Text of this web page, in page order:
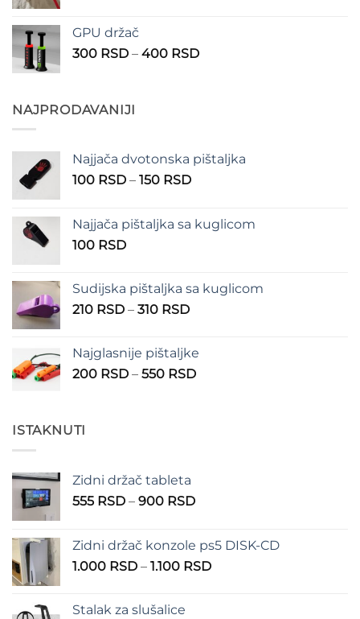
do
GPU držač
300 RSD – 400 RSDRaspon
NAJPRODAVANIJI
Najjača dvotonska pištaljka
100 RSD – 150 RSDRaspon
100 RSD
Najjača pištaljka sa kuglicom
100 RSD
Sudijska pištaljka sa kuglicom
210 RSD – 310 RSDRaspon
210 RSD
do
Najglasnije pištaljke
200 RSD – 550 RSDRaspon
ISTAKNUTI
Zidni držač tableta
555 RSD – 900 RSDRaspon
555 RSD
do
Zidni držač konzole ps5 DISK-CD
1.000 RSD – 1.100 RSDRaspon
Stalak za slušalice